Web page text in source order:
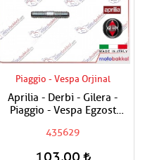
Piaggio - Vespa Orjinal
Aprilia - Derbi - Gilera -
Piaggio - Vespa Egzost
Fiyatıdır
435629